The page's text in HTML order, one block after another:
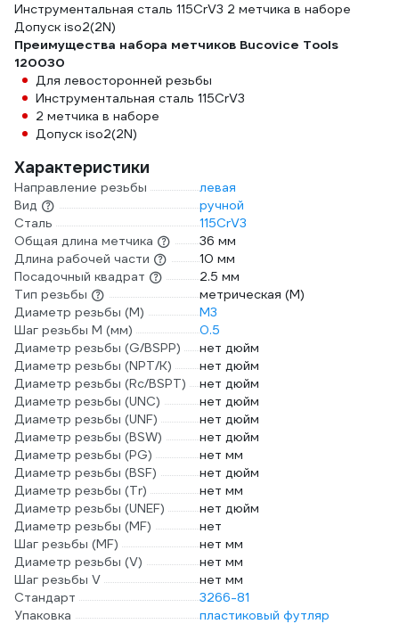
Инструментальная сталь 115CrV3 2 метчика в наборе
Допуск iso2(2N)
Преимущества набора метчиков Bucovice Tools
120030
Для левосторонней резьбы
Инструментальная сталь 115CrV3
2 метчика в наборе
Допуск iso2(2N)
Характеристики
Направление резьбы
левая
Вид
ручной
Сталь
115CrV3
Общая длина метчика
36 мм
Длина рабочей части
10 мм
Посадочный квадрат
2.5 мм
Тип резьбы
метрическая (М)
Диаметр резьбы (М)
М3
Шаг резьбы М (мм)
0.5
Диаметр резьбы (G/BSPP)
нет дюйм
Диаметр резьбы (NPT/K)
нет дюйм
Диаметр резьбы (Rc/BSPT)
нет дюйм
Диаметр резьбы (UNC)
нет дюйм
Диаметр резьбы (UNF)
нет дюйм
Диаметр резьбы (BSW)
нет дюйм
Диаметр резьбы (PG)
нет мм
Диаметр резьбы (BSF)
нет дюйм
Диаметр резьбы (Tr)
нет мм
Диаметр резьбы (UNEF)
нет дюйм
Диаметр резьбы (MF)
нет
Шаг резьбы (MF)
нет мм
Диаметр резьбы (V)
нет мм
Шаг резьбы V
нет мм
Стандарт
3266-81
Упаковка
пластиковый футляр